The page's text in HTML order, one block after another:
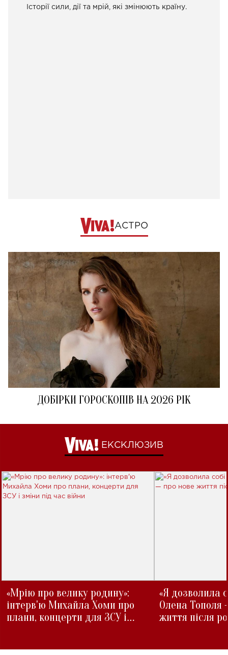
Історії сили, дії та мрій, які змінюють країну.
АСТРО
ДОБІРКИ ГОРОСКОПІВ НА 2026 РІК
ЕКСКЛЮЗИВ
«Мрію про велику родину»:
інтерв'ю Михайла Хоми про
плани, концерти для ЗСУ і
«Я дозволила
Олена Тополя
життя після